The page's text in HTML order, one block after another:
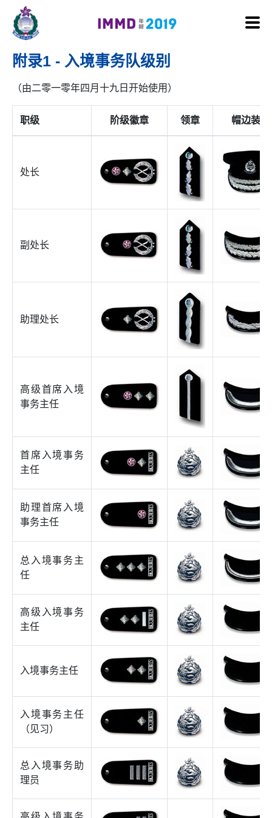
跳至内容
附录1 - 入境事务队级别
（由二零一零年四月十九日开始使用）
职级 阶级徽章 领章 帽边装饰
处长
副处长
助理处长
高级首席入境
事务主任
首席入境事务
主任
助理首席入境
事务主任
总入境事务主
任
高级入境事务
主任
入境事务主任
入境事务主任
（见习）
总入境事务助
理员